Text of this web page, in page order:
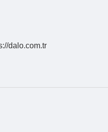
dalo.com.tr